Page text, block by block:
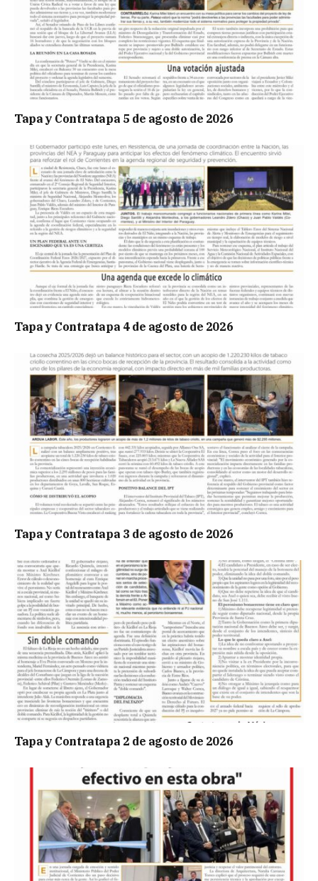
Tapa y Contratapa 5 de agosto de 2026
Tapa y Contratapa 4 de agosto de 2026
Tapa y Contratapa 3 de agosto de 2026
Tapa y Contratapa 2 de agosto de 2026